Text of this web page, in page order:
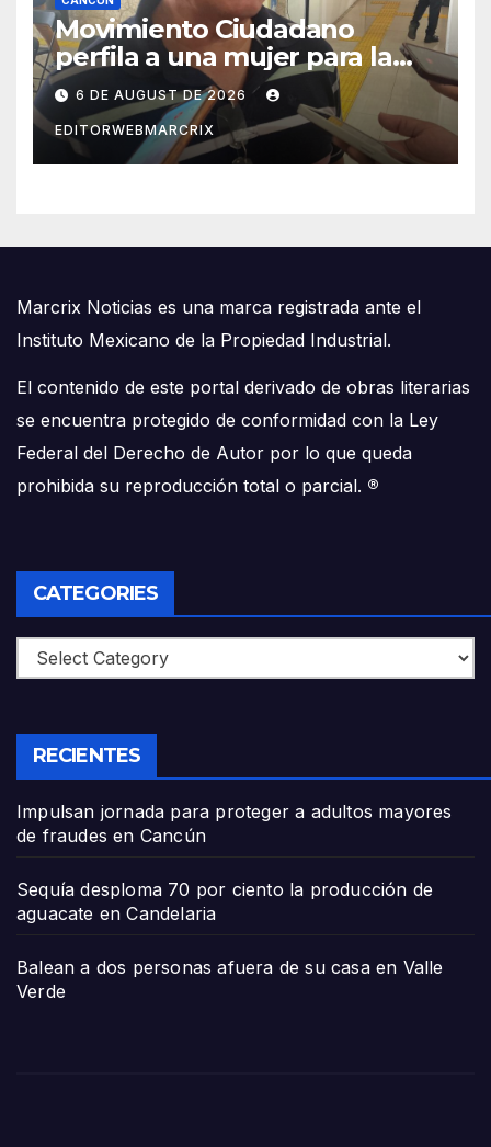
Movimiento Ciudadano
perfila a una mujer para la
candidatura en Cancún
6 DE AUGUST DE 2026
EDITORWEBMARCRIX
Marcrix Noticias es una marca registrada ante el
Instituto Mexicano de la Propiedad Industrial.
El contenido de este portal derivado de obras literarias
se encuentra protegido de conformidad con la Ley
Federal del Derecho de Autor por lo que queda
prohibida su reproducción total o parcial. ®
CATEGORIES
Categories
RECIENTES
Impulsan jornada para proteger a adultos mayores
de fraudes en Cancún
Sequía desploma 70 por ciento la producción de
aguacate en Candelaria
Balean a dos personas afuera de su casa en Valle
Verde